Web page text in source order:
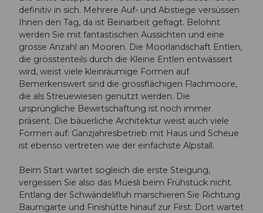
definitiv in sich. Mehrere Auf- und Abstiege versüssen
Ihnen den Tag, da ist Beinarbeit gefragt. Belohnt
werden Sie mit fantastischen Aussichten und eine
grosse Anzahl an Mooren. Die Moorlandschaft Entlen,
die grösstenteils durch die Kleine Entlen entwässert
wird, weist viele kleinräumige Formen auf.
Bemerkenswert sind die grossflächigen Flachmoore,
die als Streuewiesen genutzt werden. Die
ursprüngliche Bewirtschaftung ist noch immer
präsent. Die bäuerliche Architektur weist auch viele
Formen auf: Ganzjahresbetrieb mit Haus und Scheue
ist ebenso vertreten wie der einfachste Alpstall.
Beim Start wartet sogleich die erste Steigung,
vergessen Sie also das Müesli beim Frühstück nicht.
Entlang der Schwändelifluh marschieren Sie Richtung
Baumgarte und Finishütte hinauf zur First. Dort wartet